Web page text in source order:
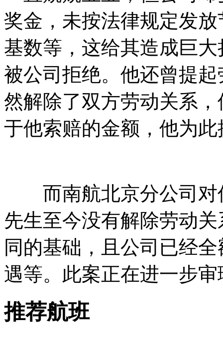
奖金，未按法律规定发
基数等，这给其造成巨
被公司拒绝。他还曾提
然解除了双方劳动关系
于他索赔的金额，他为
而南航北京分公司对
先生至今没有解除劳动
同的基础，且公司已经
遇等。此案正在进一步审
推荐航班